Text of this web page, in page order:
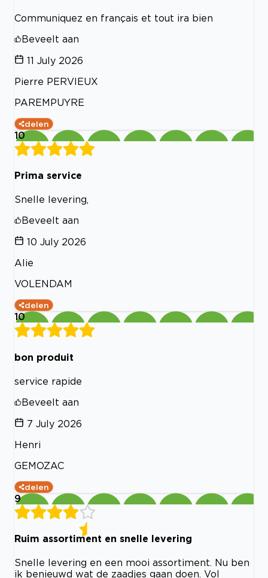
Communiquez en français et tout ira bien
Beveelt aan
11 July 2026
Pierre PERVIEUX
PAREMPUYRE
delen
10
Prima service
Snelle levering,
Beveelt aan
10 July 2026
Alie
VOLENDAM
delen
10
bon produit
service rapide
Beveelt aan
7 July 2026
Henri
GEMOZAC
delen
9
Ruim assortiment en snelle levering
Snelle levering en een mooi assortiment. Nu ben
ik benieuwd wat de zaadjes gaan doen. Vol